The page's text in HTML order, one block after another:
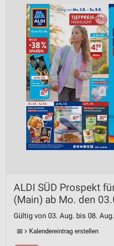
ALDI SÜD Prospekt
(Main) ab Mo. den
Gültig von 03. Aug. bis 08. Aug.
📅 Kalendereintrag erstellen